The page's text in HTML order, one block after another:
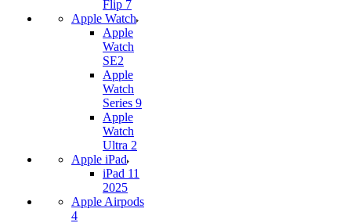
Flip 7
Apple Watch
Apple
Watch
SE2
Apple
Watch
Series 9
Apple
Watch
Ultra 2
Apple iPad
iPad 11
2025
Apple Airpods
4